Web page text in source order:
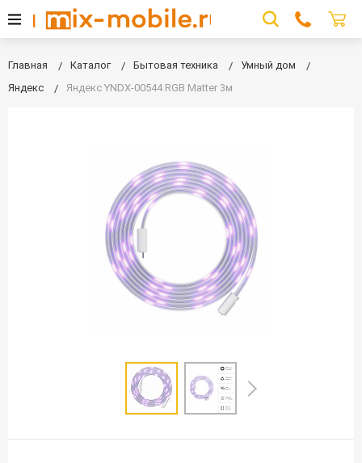
Главная Каталог Бытовая техника
Умный дом
Яндекс
Яндекс YNDX-00544 RGB Matter 3м